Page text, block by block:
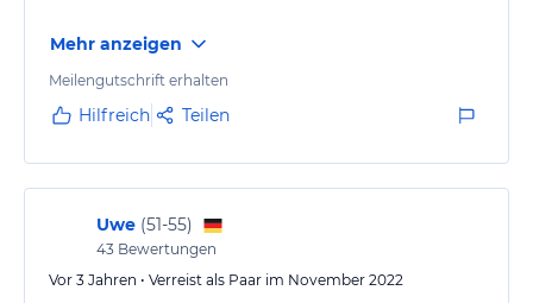
Mehr anzeigen
Meilengutschrift erhalten
Hilfreich Teilen
Uwe (51-55)
43 Bewertungen
Vor 3 Jahren • Verreist als Paar im November 2022